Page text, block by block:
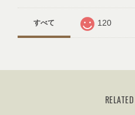
すべて 120